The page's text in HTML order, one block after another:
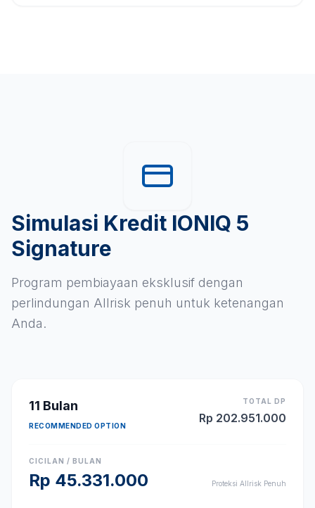
Simulasi Kredit IONIQ 5
Signature
Program pembiayaan eksklusif dengan
perlindungan Allrisk penuh untuk ketenangan
Anda.
11 Bulan
RECOMMENDED OPTION
TOTAL DP
Rp 202.951.000
CICILAN / BULAN
Rp 45.331.000 Proteksi Allrisk Penuh